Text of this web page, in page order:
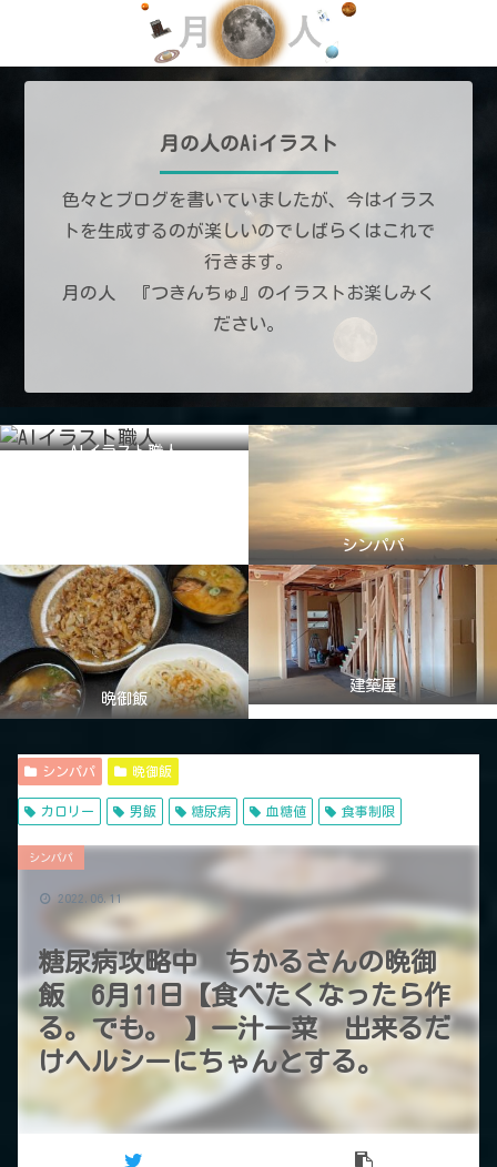
月の人のAiイラスト
色々とブログを書いていましたが、今はイラス
トを生成するのが楽しいのでしばらくはこれで
行きます。
月の人 『つきんちゅ』のイラストお楽しみく
ださい。
AIイラスト職人
シンパパ
晩御飯
建築屋
シンパパ 晩御飯
カロリー 男飯 糖尿病 血糖値 食事制限
糖尿病攻略中 ちかるさんの晩御
飯 6月11日【食べたくなったら作
る。でも。 】一汁一菜 出来るだ
けヘルシーにちゃんとする。
シンパパ
2022.06.11